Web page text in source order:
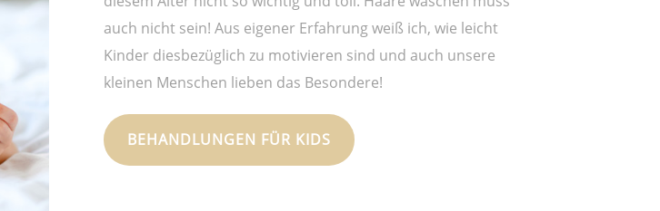
auch nicht sein! Aus eigener Erfahrung weiß ich, wie leicht
Kinder diesbezüglich zu motivieren sind und auch unsere
kleinen Menschen lieben das Besondere!
BEHANDLUNGEN FÜR KIDS